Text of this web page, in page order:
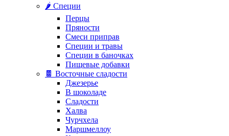
🌶️ Специи
Перцы
Пряности
Смеси приправ
Специи и травы
Специи в баночках
Пищевые добавки
🍫 Восточные сладости
Джезерье
В шоколаде
Сладости
Халва
Чурчхела
Маршмеллоу